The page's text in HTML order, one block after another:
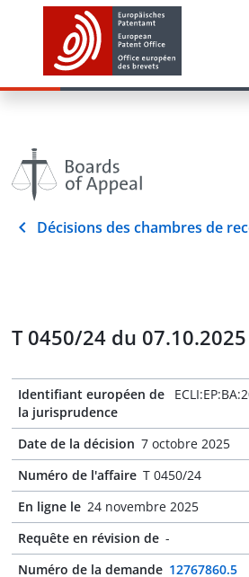
Décisions des chambres de
T 0450/24 du 07.10.2025
Identifiant européen de
la jurisprudence
Date de la décision 7 octobre 2025
Numéro de l'affaire T 0450/24
En ligne le 24 novembre 2025
Requête en révision de -
Numéro de la demande 12767860.5